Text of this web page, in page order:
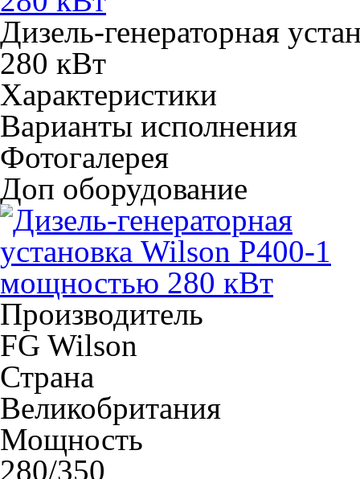
Дизель-генераторная
280 кВт
Характеристики
Варианты исполнения
Фотогалерея
Доп оборудование
Производитель
FG Wilson
Страна
Великобритания
Мощность
280/350